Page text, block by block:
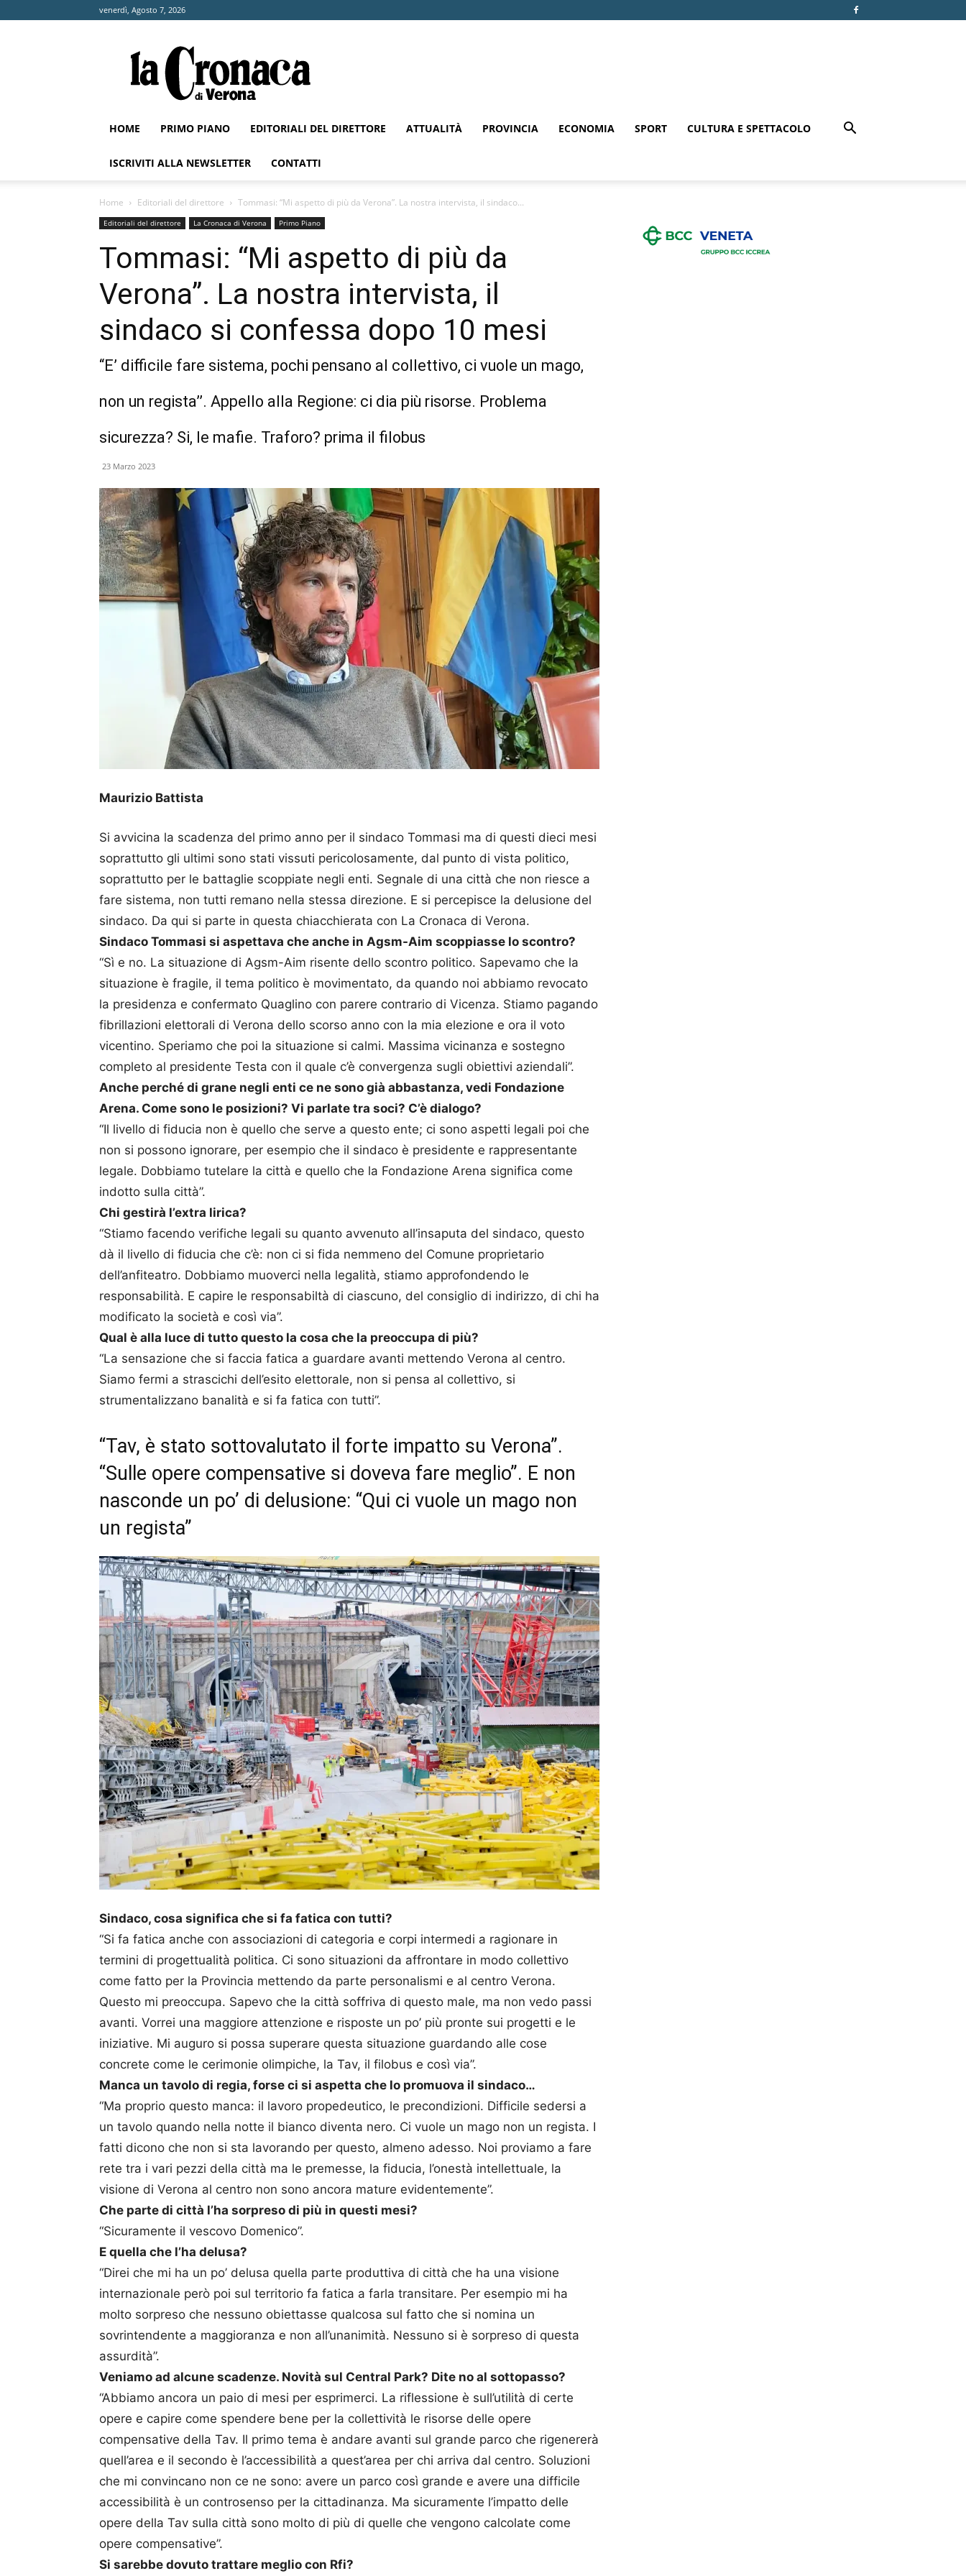
venerdì, Agosto 7, 2026
Cronaca
di
Verona
HOME PRIMO PIANO EDITORIALI DEL DIRETTORE ATTUALITÀ PROVINCIA ECONOMIA SPORT CULTURA E SPETTACOLO
ISCRIVITI ALLA NEWSLETTER CONTATTI
Home Editoriali del direttore Tommasi: “Mi aspetto di più da Verona”. La nostra intervista, il sindaco...
Editoriali del direttore La Cronaca di Verona Primo Piano
Tommasi: “Mi aspetto di più da
Verona”. La nostra intervista, il
sindaco si confessa dopo 10 mesi
“E’ difficile fare sistema, pochi pensano al collettivo, ci vuole un mago,
non un regista’’. Appello alla Regione: ci dia più risorse. Problema
sicurezza? Si, le mafie. Traforo? prima il filobus
23 Marzo 2023
Maurizio Battista
Si avvicina la scadenza del primo anno per il sindaco Tommasi ma di questi dieci mesi
soprattutto gli ultimi sono stati vissuti pericolosamente, dal punto di vista politico,
soprattutto per le battaglie scoppiate negli enti. Segnale di una città che non riesce a
fare sistema, non tutti remano nella stessa direzione. E si percepisce la delusione del
sindaco. Da qui si parte in questa chiacchierata con La Cronaca di Verona.
Sindaco Tommasi si aspettava che anche in Agsm-Aim scoppiasse lo scontro?
“Sì e no. La situazione di Agsm-Aim risente dello scontro politico. Sapevamo che la
situazione è fragile, il tema politico è movimentato, da quando noi abbiamo revocato
la presidenza e confermato Quaglino con parere contrario di Vicenza. Stiamo pagando
fibrillazioni elettorali di Verona dello scorso anno con la mia elezione e ora il voto
vicentino. Speriamo che poi la situazione si calmi. Massima vicinanza e sostegno
completo al presidente Testa con il quale c’è convergenza sugli obiettivi aziendali”.
Anche perché di grane negli enti ce ne sono già abbastanza, vedi Fondazione
Arena. Come sono le posizioni? Vi parlate tra soci? C’è dialogo?
“Il livello di fiducia non è quello che serve a questo ente; ci sono aspetti legali poi che
non si possono ignorare, per esempio che il sindaco è presidente e rappresentante
legale. Dobbiamo tutelare la città e quello che la Fondazione Arena significa come
indotto sulla città”.
Chi gestirà l’extra lirica?
“Stiamo facendo verifiche legali su quanto avvenuto all’insaputa del sindaco, questo
dà il livello di fiducia che c’è: non ci si fida nemmeno del Comune proprietario
dell’anfiteatro. Dobbiamo muoverci nella legalità, stiamo approfondendo le
responsabilità. E capire le responsabiltà di ciascuno, del consiglio di indirizzo, di chi ha
modificato la società e così via”.
Qual è alla luce di tutto questo la cosa che la preoccupa di più?
“La sensazione che si faccia fatica a guardare avanti mettendo Verona al centro.
Siamo fermi a strascichi dell’esito elettorale, non si pensa al collettivo, si
strumentalizzano banalità e si fa fatica con tutti”.
“Tav, è stato sottovalutato il forte impatto su Verona”.
“Sulle opere compensative si doveva fare meglio”. E non
nasconde un po’ di delusione: “Qui ci vuole un mago non
un regista”
Sindaco, cosa significa che si fa fatica con tutti?
“Si fa fatica anche con associazioni di categoria e corpi intermedi a ragionare in
termini di progettualità politica. Ci sono situazioni da affrontare in modo collettivo
come fatto per la Provincia mettendo da parte personalismi e al centro Verona.
Questo mi preoccupa. Sapevo che la città soffriva di questo male, ma non vedo passi
avanti. Vorrei una maggiore attenzione e risposte un po’ più pronte sui progetti e le
iniziative. Mi auguro si possa superare questa situazione guardando alle cose
concrete come le cerimonie olimpiche, la Tav, il filobus e così via”.
Manca un tavolo di regia, forse ci si aspetta che lo promuova il sindaco…
“Ma proprio questo manca: il lavoro propedeutico, le precondizioni. Difficile sedersi a
un tavolo quando nella notte il bianco diventa nero. Ci vuole un mago non un regista. I
fatti dicono che non si sta lavorando per questo, almeno adesso. Noi proviamo a fare
rete tra i vari pezzi della città ma le premesse, la fiducia, l’onestà intellettuale, la
visione di Verona al centro non sono ancora mature evidentemente”.
Che parte di città l’ha sorpreso di più in questi mesi?
“Sicuramente il vescovo Domenico”.
E quella che l’ha delusa?
“Direi che mi ha un po’ delusa quella parte produttiva di città che ha una visione
internazionale però poi sul territorio fa fatica a farla transitare. Per esempio mi ha
molto sorpreso che nessuno obiettasse qualcosa sul fatto che si nomina un
sovrintendente a maggioranza e non all’unanimità. Nessuno si è sorpreso di questa
assurdità”.
Veniamo ad alcune scadenze. Novità sul Central Park? Dite no al sottopasso?
“Abbiamo ancora un paio di mesi per esprimerci. La riflessione è sull’utilità di certe
opere e capire come spendere bene per la collettività le risorse delle opere
compensative della Tav. Il primo tema è andare avanti sul grande parco che rigenererà
quell’area e il secondo è l’accessibilità a quest’area per chi arriva dal centro. Soluzioni
che mi convincano non ce ne sono: avere un parco così grande e avere una difficile
accessibilità è un controsenso per la cittadinanza. Ma sicuramente l’impatto delle
opere della Tav sulla città sono molto di più di quelle che vengono calcolate come
opere compensative”.
Si sarebbe dovuto trattare meglio con Rfi?